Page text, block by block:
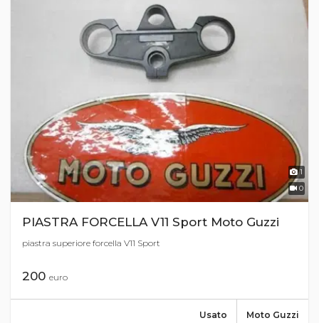
1
0
PIASTRA FORCELLA V11 Sport Moto Guzzi
piastra superiore forcella V11 Sport
200 euro
Moto Guzzi
Usato